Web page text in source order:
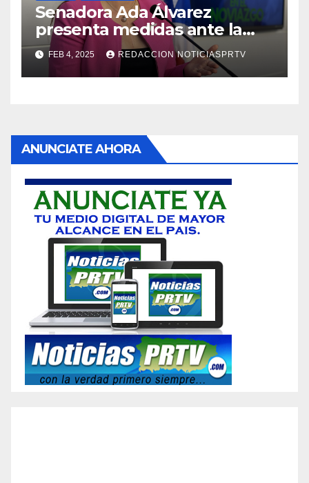
Senadora Ada Álvarez
presenta medidas ante la
violencia en el noviazgo
FEB 4, 2025 REDACCION NOTICIASPRTV
ANUNCIATE AHORA